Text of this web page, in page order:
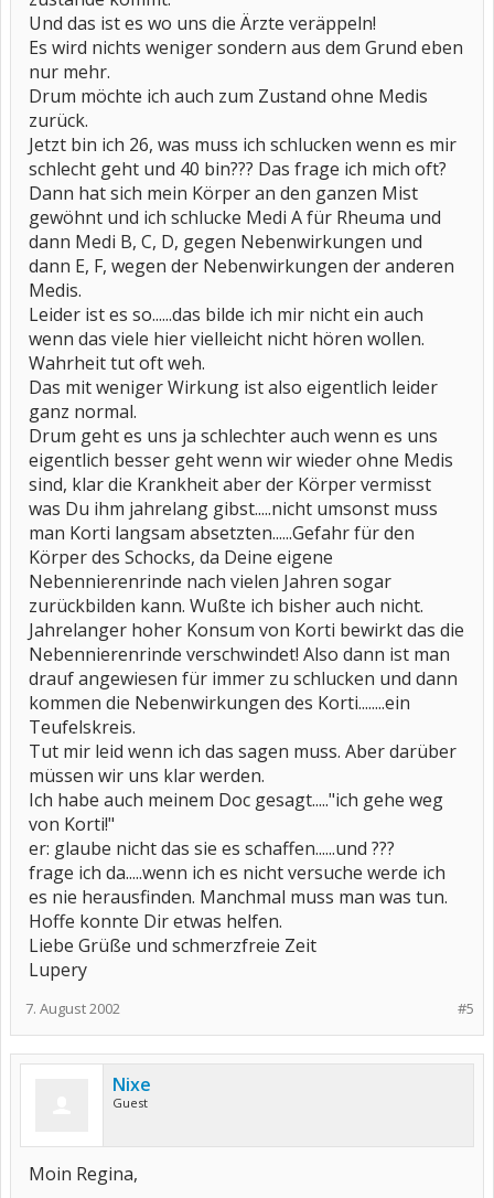
Und das ist es wo uns die Ärzte veräppeln!
Es wird nichts weniger sondern aus dem Grund eben
nur mehr.
Drum möchte ich auch zum Zustand ohne Medis
zurück.
Jetzt bin ich 26, was muss ich schlucken wenn es mir
schlecht geht und 40 bin??? Das frage ich mich oft?
Dann hat sich mein Körper an den ganzen Mist
gewöhnt und ich schlucke Medi A für Rheuma und
dann Medi B, C, D, gegen Nebenwirkungen und
dann E, F, wegen der Nebenwirkungen der anderen
Medis.
Leider ist es so......das bilde ich mir nicht ein auch
wenn das viele hier vielleicht nicht hören wollen.
Wahrheit tut oft weh.
Das mit weniger Wirkung ist also eigentlich leider
ganz normal.
Drum geht es uns ja schlechter auch wenn es uns
eigentlich besser geht wenn wir wieder ohne Medis
sind, klar die Krankheit aber der Körper vermisst
was Du ihm jahrelang gibst.....nicht umsonst muss
man Korti langsam absetzten......Gefahr für den
Körper des Schocks, da Deine eigene
Nebennierenrinde nach vielen Jahren sogar
zurückbilden kann. Wußte ich bisher auch nicht.
Jahrelanger hoher Konsum von Korti bewirkt das die
Nebennierenrinde verschwindet! Also dann ist man
drauf angewiesen für immer zu schlucken und dann
kommen die Nebenwirkungen des Korti........ein
Teufelskreis.
Tut mir leid wenn ich das sagen muss. Aber darüber
müssen wir uns klar werden.
Ich habe auch meinem Doc gesagt....."ich gehe weg
von Korti!"
er: glaube nicht das sie es schaffen......und ???
frage ich da.....wenn ich es nicht versuche werde ich
es nie herausfinden. Manchmal muss man was tun.
Hoffe konnte Dir etwas helfen.
Liebe Grüße und schmerzfreie Zeit
Lupery
#5
7. August 2002
Nixe
Guest
Moin Regina,